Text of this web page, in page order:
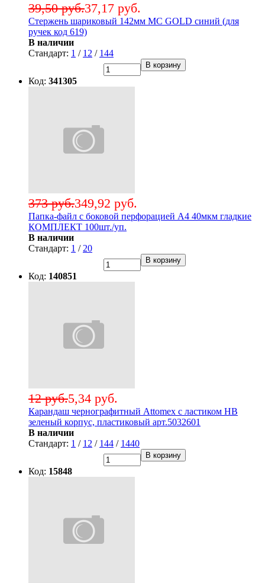
37,17 руб.
39,50 руб.
Стержень шариковый 142мм MC GOLD синий (для
ручек код 619)
В наличии
Стандарт: 1 / 12 / 144
В корзину
Код: 341305
349,92 руб.
373 руб.
Папка-файл с боковой перфорацией А4 40мкм гладкие
КОМПЛЕКТ 100шт./уп.
В наличии
Стандарт: 1 / 20
В корзину
Код: 140851
5,34 руб.
12 руб.
Карандаш чернографитный Attomex с ластиком НВ
зеленый корпус, пластиковый арт.5032601
В наличии
Стандарт: 1 / 12 / 144 / 1440
В корзину
Код: 15848